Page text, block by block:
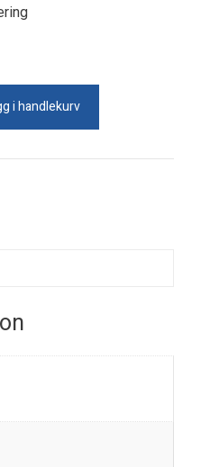
i handlekurv